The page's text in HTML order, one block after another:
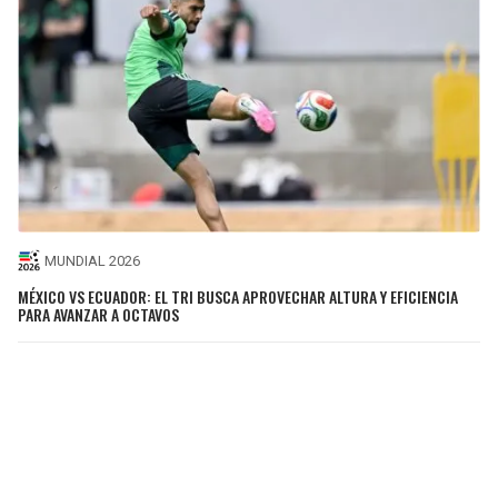
MUNDIAL 2026
MÉXICO VS ECUADOR: EL TRI BUSCA APROVECHAR ALTURA Y EFICIENCIA
PARA AVANZAR A OCTAVOS